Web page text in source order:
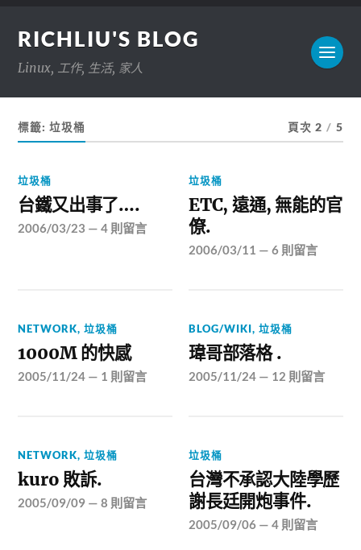
RICHLIU'S BLOG
Linux, 工作, 生活, 家人
標籤:垃圾桶 頁次 2 / 5
垃圾桶
台鐵又出事了….
2006/03/23 —4 則留言
垃圾桶
ETC, 遠通, 無能的官
僚.
2006/03/11 —6 則留言
NETWORK,垃圾桶
1000M 的快感
2005/11/24 — 1 則留言
BLOG/WIKI,垃圾桶
瑋哥部落格 .
2005/11/24 — 12 則留言
NETWORK,垃圾桶
kuro 敗訴.
2005/09/09 —8 則留言
垃圾桶
台灣不承認大陸學歷
謝長廷開炮事件.
2005/09/06 —4 則留言